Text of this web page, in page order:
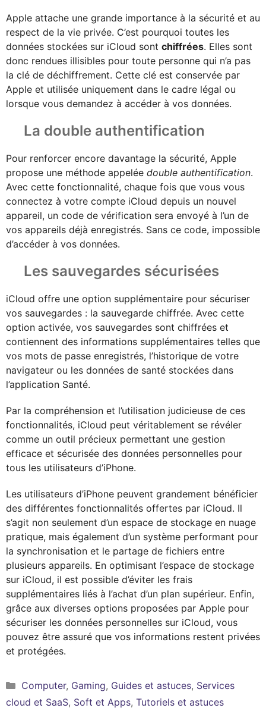
Apple attache une grande importance à la sécurité et au
respect de la vie privée. C’est pourquoi toutes les
données stockées sur iCloud sont chiffrées. Elles sont
donc rendues illisibles pour toute personne qui n’a pas
la clé de déchiffrement. Cette clé est conservée par
Apple et utilisée uniquement dans le cadre légal ou
lorsque vous demandez à accéder à vos données.
La double authentification
Pour renforcer encore davantage la sécurité, Apple
propose une méthode appelée double authentification.
Avec cette fonctionnalité, chaque fois que vous vous
connectez à votre compte iCloud depuis un nouvel
appareil, un code de vérification sera envoyé à l’un de
vos appareils déjà enregistrés. Sans ce code, impossible
d’accéder à vos données.
Les sauvegardes sécurisées
iCloud offre une option supplémentaire pour sécuriser
vos sauvegardes : la sauvegarde chiffrée. Avec cette
option activée, vos sauvegardes sont chiffrées et
contiennent des informations supplémentaires telles que
vos mots de passe enregistrés, l’historique de votre
navigateur ou les données de santé stockées dans
l’application Santé.
Par la compréhension et l’utilisation judicieuse de ces
fonctionnalités, iCloud peut véritablement se révéler
comme un outil précieux permettant une gestion
efficace et sécurisée des données personnelles pour
tous les utilisateurs d’iPhone.
Les utilisateurs d’iPhone peuvent grandement bénéficier
des différentes fonctionnalités offertes par iCloud. Il
s’agit non seulement d’un espace de stockage en nuage
pratique, mais également d’un système performant pour
la synchronisation et le partage de fichiers entre
plusieurs appareils. En optimisant l’espace de stockage
sur iCloud, il est possible d’éviter les frais
supplémentaires liés à l’achat d’un plan supérieur. Enfin,
grâce aux diverses options proposées par Apple pour
sécuriser les données personnelles sur iCloud, vous
pouvez être assuré que vos informations restent privées
et protégées.
Catégories
Computer, Gaming, Guides et astuces, Services
cloud et SaaS, Soft et Apps, Tutoriels et astuces